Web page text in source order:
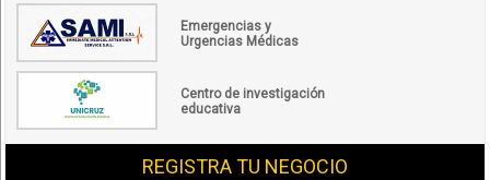
Emergencias y
Urgencias Médicas
Centro de investigación
educativa
REGISTRA TU NEGOCIO